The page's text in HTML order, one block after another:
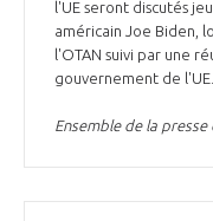
EMPLOI & FORMATION
ENVIRONNEMENT
INNOVATION
LES PUBLICATIONS
DOCUMENTS &
l'UE seront discutés
américain Joe Biden,
l'OTAN suivi par une
gouvernement de l'UE.
Ensemble de la presse